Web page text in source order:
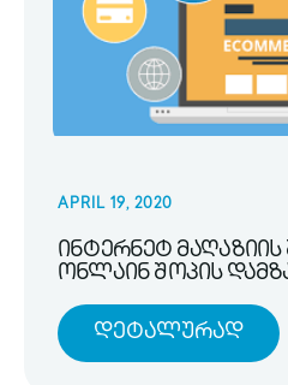
APRIL 19, 2020
ინტერნეტ მაღაზიის
ონლაინ შოპის
Დეტალურად